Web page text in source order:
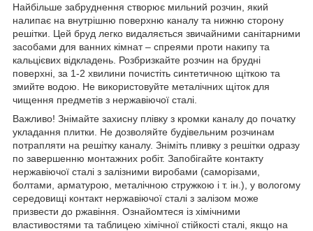
Найбільше забруднення створює мильний розчин, який
налипає на внутрішню поверхню каналу та нижню сторону
решітки. Цей бруд легко видаляється звичайними санітарними
засобами для ванних кімнат – спреями проти накипу та
кальцієвих відкладень. Розбризкайте розчин на брудні
поверхні, за 1-2 хвилини почистіть синтетичною щіткою та
змийте водою. Не використовуйте металічних щіток для
чищення предметів з нержавіючої сталі.
Важливо! Знімайте захисну плівку з кромки каналу до початку
укладання плитки. Не дозволяйте будівельним розчинам
потрапляти на решітку каналу. Зніміть пливку з решітки одразу
по завершенню монтажних робіт. Запобігайте контакту
нержавіючої сталі з залізними виробами (саморізами,
болтами, арматурою, металічною стружкою і т. ін.), у вологому
середовищі контакт нержавіючої сталі з залізом може
призвести до ржавіння. Ознайомтеся із хімічними
властивостями та таблицею хімічної стійкості сталі, якщо на